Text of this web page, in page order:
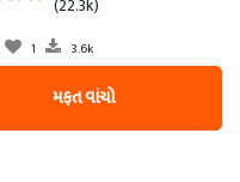
1 3.6k
મફત વાંચો